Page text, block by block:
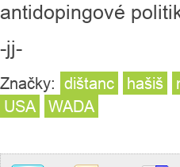
antidopingové
-jj-
Značky: dištanc hašiš
USA
WADA